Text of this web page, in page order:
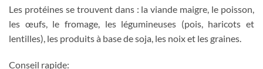
Les protéines se trouvent dans : la viande maigre, le poisson,
les œufs, le fromage, les légumineuses (pois, haricots et
lentilles), les produits à base de soja, les noix et les graines.
Conseil rapide: